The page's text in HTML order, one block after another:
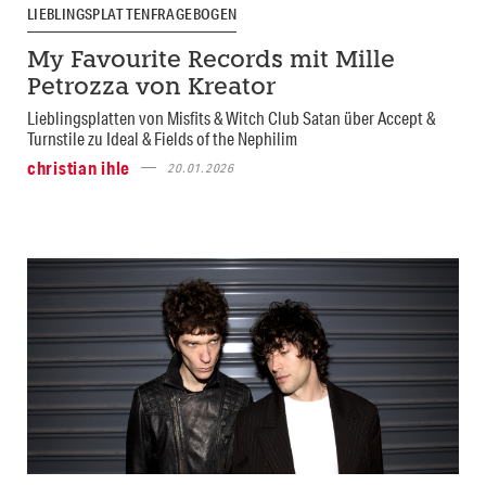
LIEBLINGSPLATTENFRAGEBOGEN
My Favourite Records mit Mille
Petrozza von Kreator
Lieblingsplatten von Misfits & Witch Club Satan über Accept &
Turnstile zu Ideal & Fields of the Nephilim
christian ihle
20.01.2026